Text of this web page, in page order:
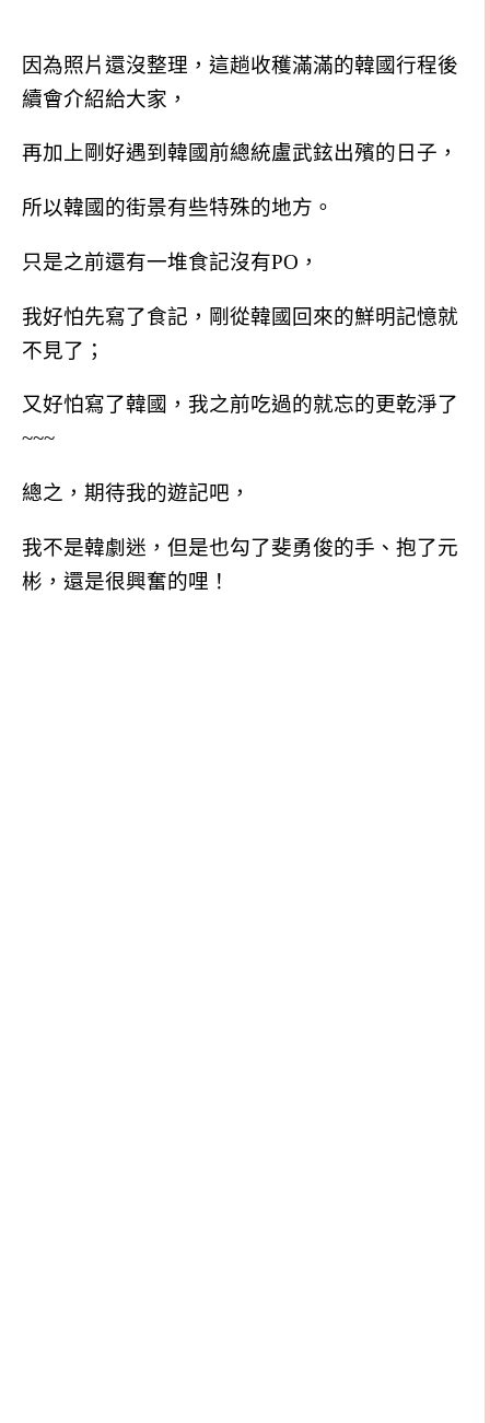
因為照片還沒整理，這趟收穫滿滿的韓國行程後
續會介紹給大家，
再加上剛好遇到韓國前總統盧武鉉出殯的日子，
所以韓國的街景有些特殊的地方。
只是之前還有一堆食記沒有PO，
我好怕先寫了食記，剛從韓國回來的鮮明記憶就
不見了；
又好怕寫了韓國，我之前吃過的就忘的更乾淨了
~~~
總之，期待我的遊記吧，
我不是韓劇迷，但是也勾了斐勇俊的手、抱了元
彬，還是很興奮的哩！